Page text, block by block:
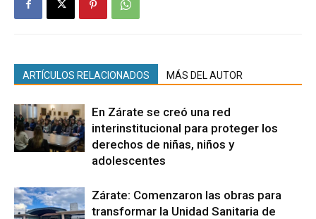
ARTÍCULOS RELACIONADOS MÁS DEL AUTOR
En Zárate se creó una red
interinstitucional para proteger los
derechos de niñas, niños y
adolescentes
Zárate: Comenzaron las obras para
transformar la Unidad Sanitaria de